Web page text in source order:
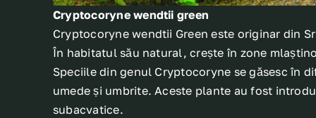
Cryptocoryne wendtii green
Cryptocoryne wendtii Green este originar din
În habitatul său natural, crește în zone
Speciile din genul Cryptocoryne se găsesc în
umede și umbrite. Aceste plante au fost
subacvatice.